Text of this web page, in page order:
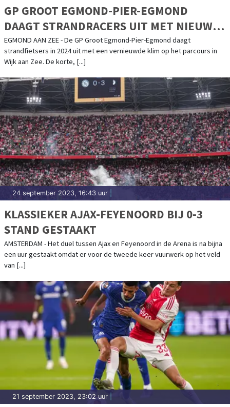
GP GROOT EGMOND-PIER-EGMOND
DAAGT STRANDRACERS UIT MET NIEUWE
KLIM OP HET PARCOURS
EGMOND AAN ZEE - De GP Groot Egmond-Pier-Egmond daagt
strandfietsers in 2024 uit met een vernieuwde klim op het parcours in
Wijk aan Zee. De korte, [...]
24 september 2023, 16:43 uur
KLASSIEKER AJAX-FEYENOORD BIJ 0-3
STAND GESTAAKT
AMSTERDAM - Het duel tussen Ajax en Feyenoord in de Arena is na bijna
een uur gestaakt omdat er voor de tweede keer vuurwerk op het veld
van [...]
21 september 2023, 23:02 uur